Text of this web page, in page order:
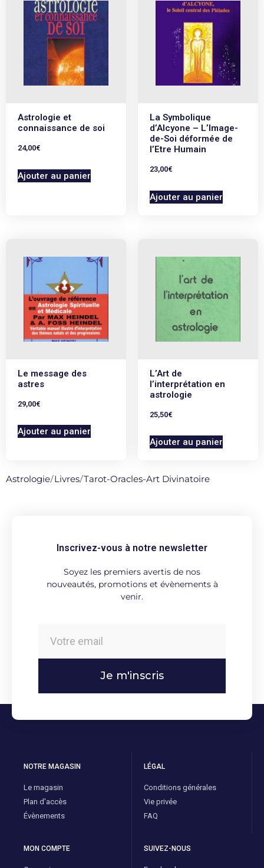
Astrologie et
connaissance de soi
24,00€
Ajouter au panier
La Symbolique
d’Alcyone – L’Image-
de-Soi déformée de
l’Etre Humain
23,00€
Ajouter au panier
Le message des
astres
29,00€
Ajouter au panier
L’Art de
l’interprétation en
astrologie
25,50€
Ajouter au panier
Astrologie/Livres/Tarot-Oracles-Art Divinatoire
Inscrivez-vous à notre newsletter
Soyez les premiers avertis de nos
nouveautés, promotions et évènements à
venir.
Je m'inscris
NOTRE MAGASIN
Le magasin
Plan d'accès
Évènements
LÉGAL
Conditions générales
Vie privée
FAQ
MON COMPTE SUIVEZ-NOUS